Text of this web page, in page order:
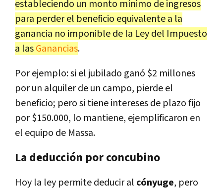
estableciendo un monto mínimo de ingresos
para perder el beneficio equivalente a la
ganancia no imponible de la Ley del Impuesto
a lasGanancias.
Por ejemplo: si el jubilado ganó $2 millones
por un alquiler de un campo, pierde el
beneficio; pero si tiene intereses de plazo fijo
por $150.000, lo mantiene, ejemplificaron en
el equipo de Massa.
La deducción por concubino
Hoy la ley permite deducir al cónyuge, pero